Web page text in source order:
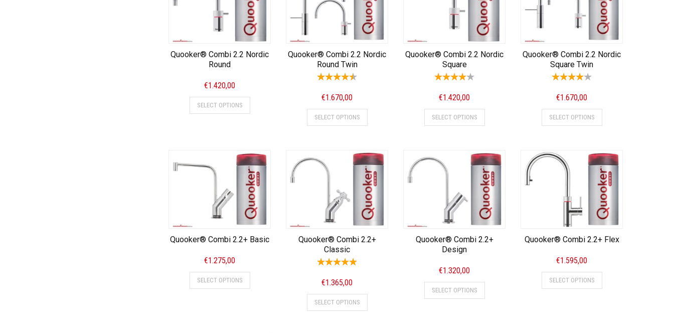
Quooker® Combi 2.2 Nordic
Round
€1.420,00
SELECT OPTIONS
Quooker® Combi 2.2 Nordic
Round Twin
€1.670,00
SELECT OPTIONS
Quooker® Combi 2.2 Nordic
Square
€1.420,00
SELECT OPTIONS
Quooker® Combi 2.2 Nordic
Square Twin
€1.670,00
SELECT OPTIONS
Quooker® Combi 2.2+ Basic
€1.275,00
SELECT OPTIONS
Quooker® Combi 2.2+
Classic
€1.365,00
SELECT OPTIONS
Quooker® Combi 2.2+
Design
€1.320,00
SELECT OPTIONS
Quooker® Combi 2.2+ Flex
€1.595,00
SELECT OPTIONS